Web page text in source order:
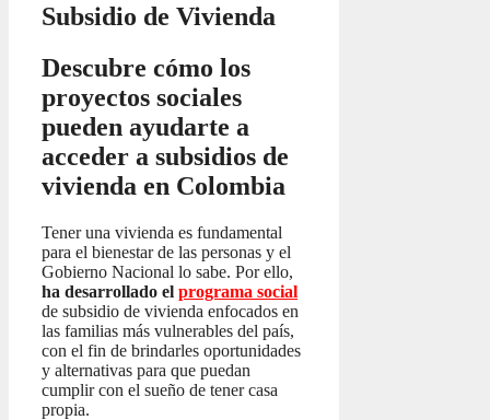
Subsidio de Vivienda
Descubre cómo los
proyectos sociales
pueden ayudarte a
acceder a subsidios de
vivienda en Colombia
Tener una vivienda es fundamental
para el bienestar de las personas y el
Gobierno Nacional lo sabe. Por ello,
ha desarrollado el programa social
de subsidio de vivienda enfocados en
las familias más vulnerables del país,
con el fin de brindarles oportunidades
y alternativas para que puedan
cumplir con el sueño de tener casa
propia.